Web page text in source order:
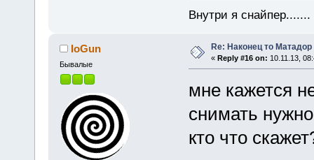
Внутри я
IoGun
Бывалые
Re: Наконец то
« Reply #16 on: 10.11.13,
мне кажется
снимать
кто что